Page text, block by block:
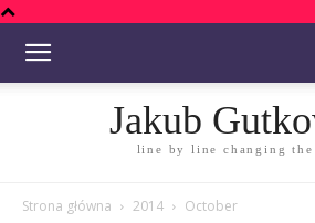
Jakub
line by line changing the
Strona główna 2014 October